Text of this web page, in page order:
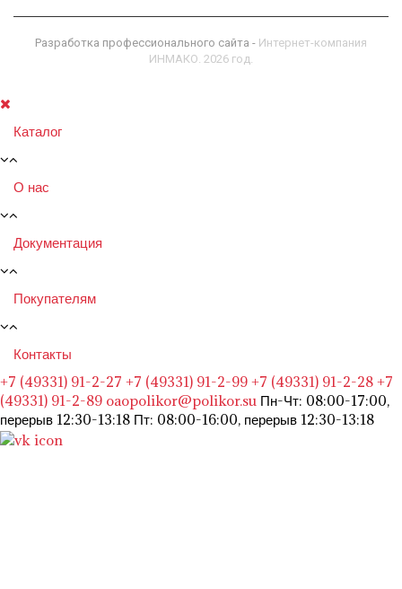
Разработка профессионального сайта - Интернет-компания
ИНМАКО. 2026 год.
Каталог
О нас
Документация
Покупателям
Контакты
+7 (49331) 91-2-27 +7 (49331) 91-2-99 +7 (49331) 91-2-28 +7
(49331) 91-2-89 oaopolikor@polikor.su Пн-Чт: 08:00-17:00,
перерыв 12:30-13:18 Пт: 08:00-16:00, перерыв 12:30-13:18